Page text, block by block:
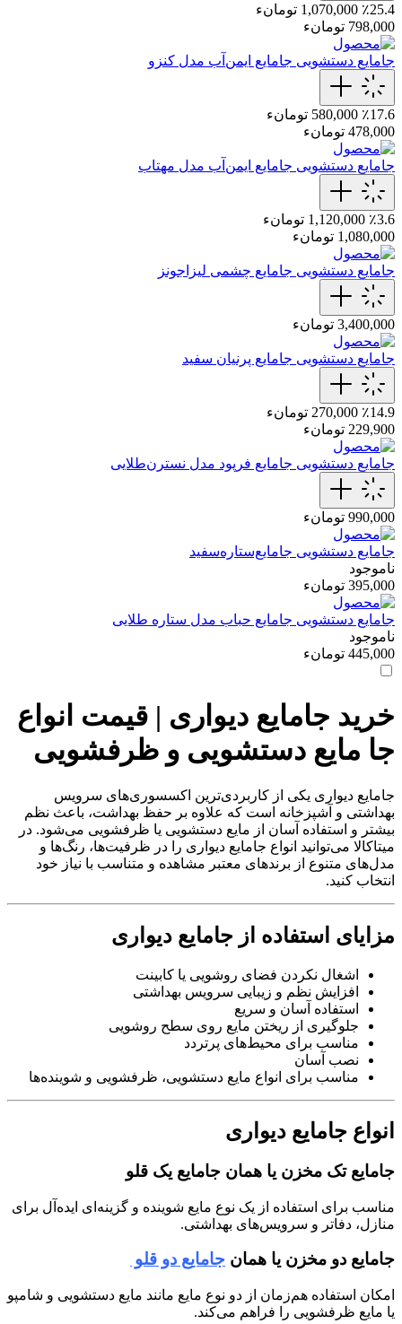
٪25.4 1,070,000 تومانء
798,000 تومانء
جامایع دستشویی جامایع ایمن‌آب مدل کنزو
٪17.6 580,000 تومانء
478,000 تومانء
جامایع دستشویی جامایع ایمن‌آب مدل مهتاب
٪3.6 1,120,000 تومانء
1,080,000 تومانء
جامایع دستشویی جامایع چشمی لیزاجونز
3,400,000 تومانء
جامایع دستشویی جامایع پرنیان سفید
٪14.9 270,000 تومانء
229,900 تومانء
جامایع دستشویی جامایع‌ فرپود مدل نسترن‌طلایی
990,000 تومانء
جامایع دستشویی جامایع‌ستاره‌سفید
ناموجود
395,000 تومانء
جامایع دستشویی جامایع‌ حباب‌ مدل‌ ستاره‌ طلایی
ناموجود
445,000 تومانء
خرید جامایع دیواری | قیمت انواع
جا مایع دستشویی و ظرفشویی
جامایع دیواری یکی از کاربردی‌ترین اکسسوری‌های سرویس
بهداشتی و آشپزخانه است که علاوه بر حفظ بهداشت، باعث نظم
بیشتر و استفاده آسان از مایع دستشویی یا ظرفشویی می‌شود. در
میتاکالا می‌توانید انواع جامایع دیواری را در ظرفیت‌ها، رنگ‌ها و
مدل‌های متنوع از برندهای معتبر مشاهده و متناسب با نیاز خود
انتخاب کنید.
مزایای استفاده از جامایع دیواری
اشغال نکردن فضای روشویی یا کابینت
افزایش نظم و زیبایی سرویس بهداشتی
استفاده آسان و سریع
جلوگیری از ریختن مایع روی سطح روشویی
مناسب برای محیط‌های پرتردد
نصب آسان
مناسب برای انواع مایع دستشویی، ظرفشویی و شوینده‌ها
انواع جامایع دیواری
جامایع تک مخزن یا همان جامایع یک قلو
مناسب برای استفاده از یک نوع مایع شوینده و گزینه‌ای ایده‌آل برای
منازل، دفاتر و سرویس‌های بهداشتی.
جامایع دو مخزن یا همان جامایع دو قلو
امکان استفاده هم‌زمان از دو نوع مایع مانند مایع دستشویی و شامپو
یا مایع ظرفشویی را فراهم می‌کند.